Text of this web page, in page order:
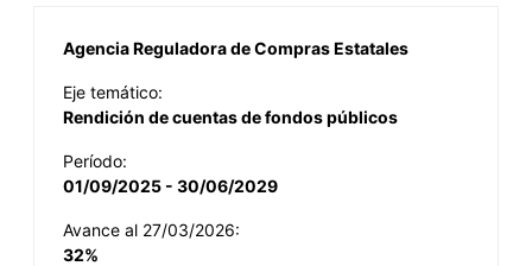
Agencia Reguladora de Compras Estatales
Eje temático:
Rendición de cuentas de fondos públicos
Período:
01/09/2025 - 30/06/2029
Avance al 27/03/2026:
32%